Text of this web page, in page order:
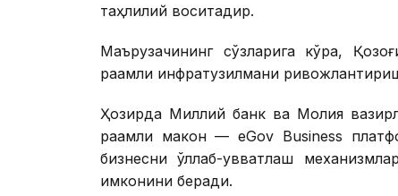
таҳлилий воситадир.
Маърузачининг сўзларига кўра,
рақамли инфратузилмани
Ҳозирда Миллий банк ва Молия
рақамли макон — eGov Business
бизнесни қўллаб-қувватлаш
имконини беради.